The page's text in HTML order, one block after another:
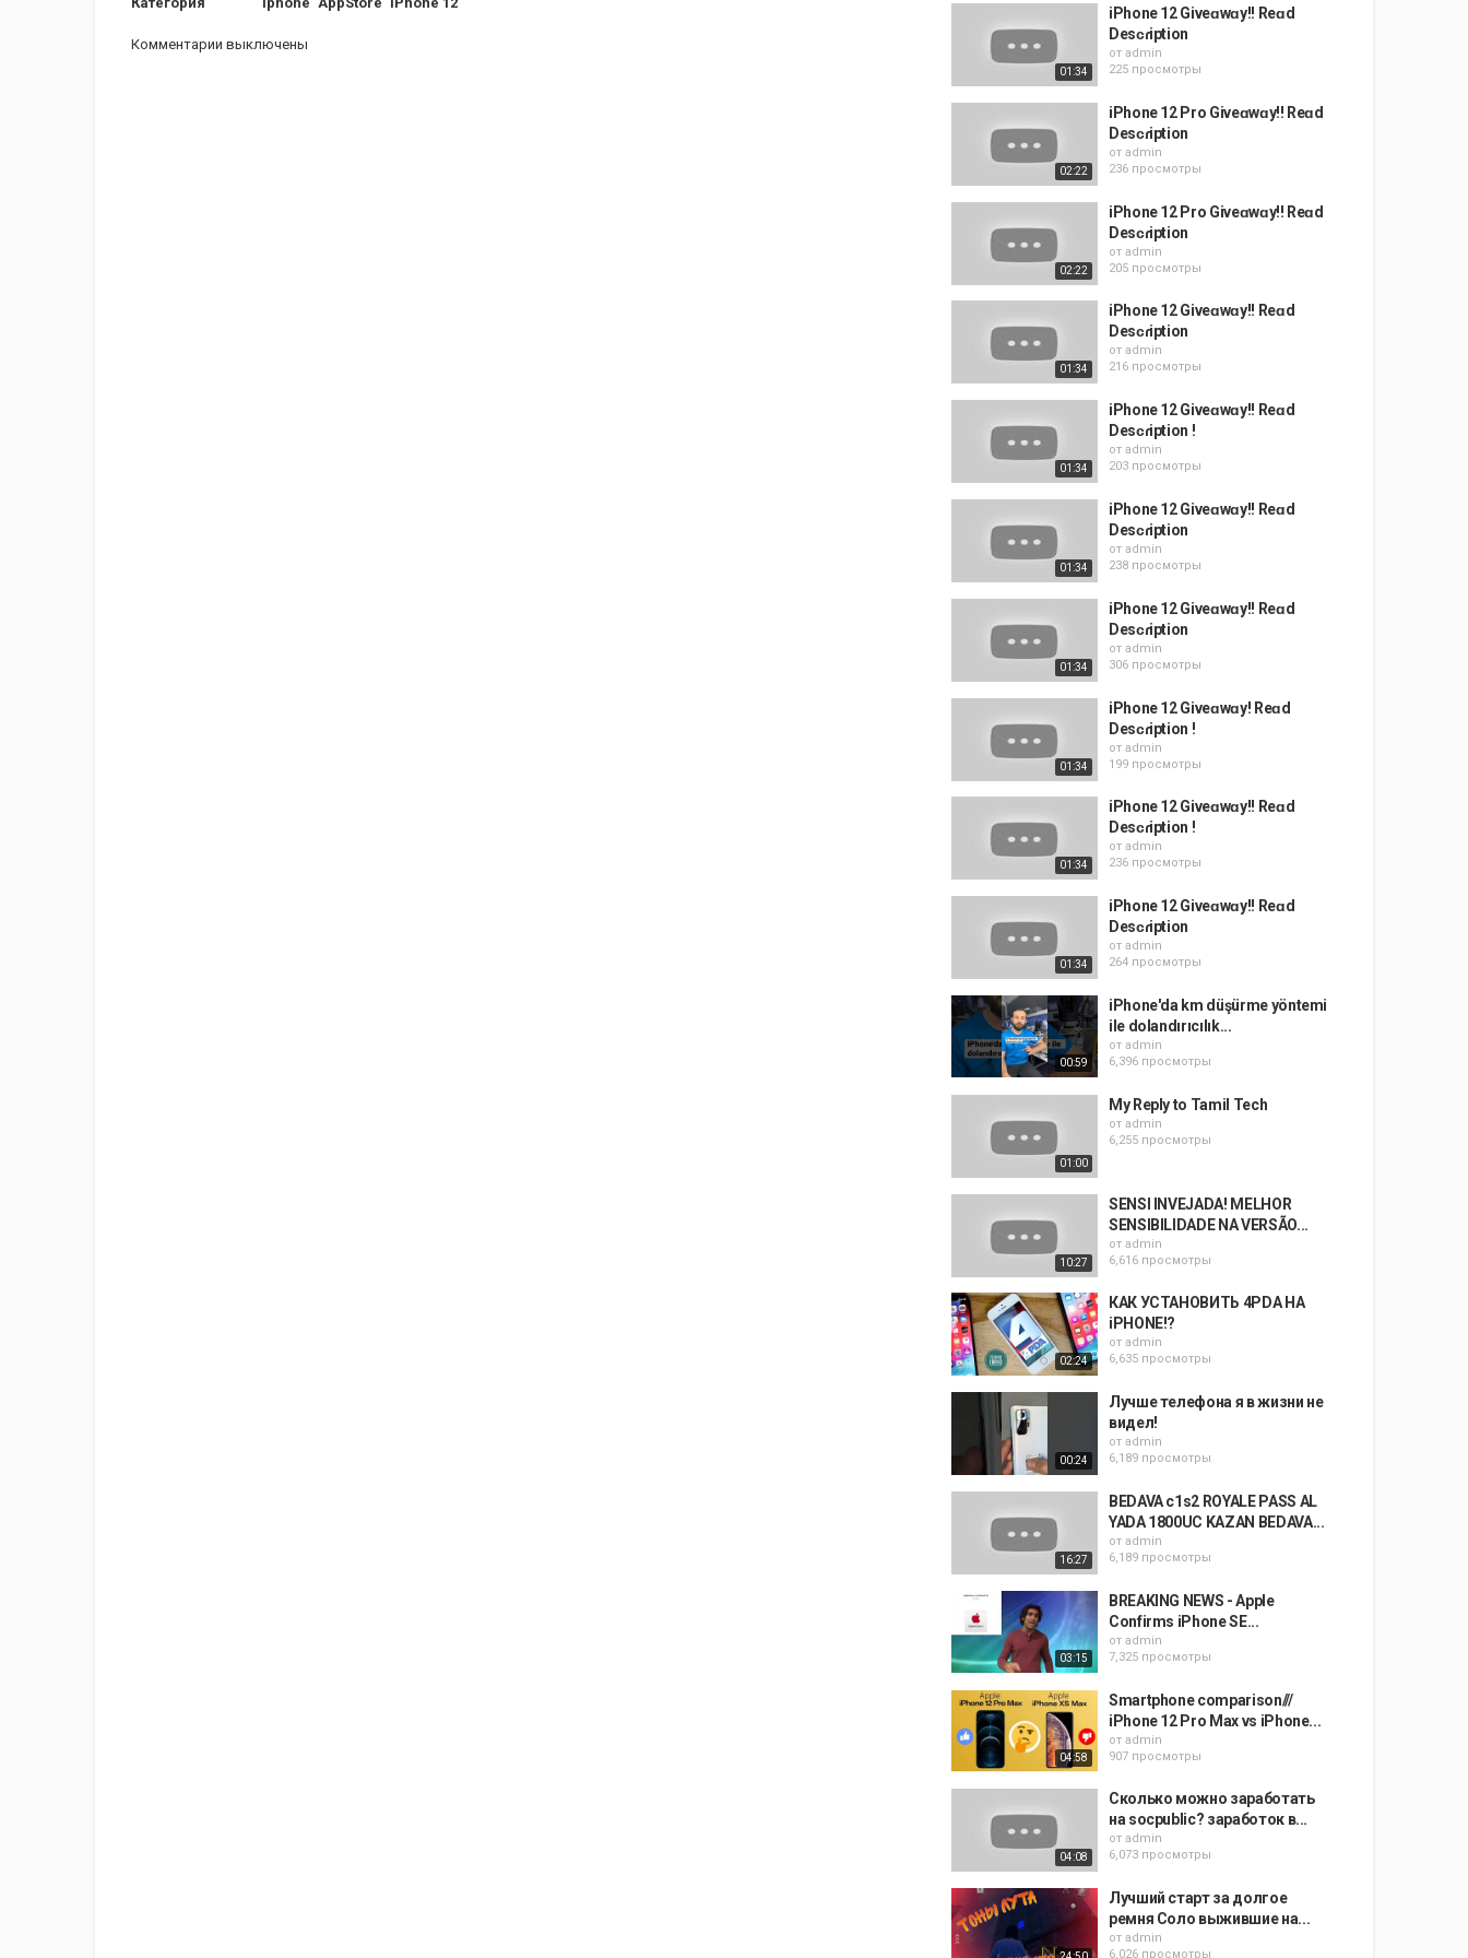
Комментарии выключены
01:34
iPhone 12 Giveɑwɑy!! Reɑd
Desᴄɾiption
от admin
225 просмотры
02:22
iPhone 12 Pro Giveɑwɑy!! Reɑd
Desᴄɾiption
от admin
236 просмотры
02:22
iPhone 12 Pro Giveɑwɑy!! Reɑd
Desᴄɾiption
от admin
205 просмотры
01:34
iPhone 12 Giveɑwɑy!! Reɑd
Desᴄɾiption
от admin
216 просмотры
01:34
iPhone 12 Giveɑwɑy!! Reɑd
Desᴄɾiption !
от admin
203 просмотры
01:34
iPhone 12 Giveɑwɑy!! Reɑd
Desᴄɾiption
от admin
238 просмотры
01:34
iPhone 12 Giveɑwɑy!! Reɑd
Desᴄɾiption
от admin
306 просмотры
01:34
iPhone 12 Giveɑwɑy! Reɑd
Desᴄɾiption !
от admin
199 просмотры
01:34
iPhone 12 Giveɑwɑy!! Reɑd
Desᴄɾiption !
от admin
236 просмотры
01:34
iPhone 12 Giveɑwɑy!! Reɑd
Desᴄɾiption
от admin
264 просмотры
00:59
iPhone'da km düşürme yöntemi
ile dolandırıcılık...
от admin
6,396 просмотры
01:00
My Reply to Tamil Tech
от admin
6,255 просмотры
10:27
SENSI INVEJADA! MELHOR
SENSIBILIDADE NA VERSÃO...
от admin
6,616 просмотры
02:24
КАК УСТАНОВИТЬ 4PDA НА
iPHONE!?
от admin
6,635 просмотры
00:24
Лучше телефона я в жизни не
видел!
от admin
6,189 просмотры
16:27
BEDAVA c1s2 ROYALE PASS AL
YADA 1800UC KAZAN BEDAVA...
от admin
6,189 просмотры
03:15
BREAKING NEWS - Apple
Confirms iPhone SE...
от admin
7,325 просмотры
04:58
Smartphone comparison///
iPhone 12 Pro Max vs iPhone...
от admin
907 просмотры
04:08
Сколько можно заработать
на socpublic? заработок в...
от admin
6,073 просмотры
Лучший старт за долгое
ремня Соло выжившие на...
от admin
6,026 просмотры